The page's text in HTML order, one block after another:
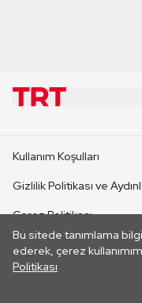
Bu sitede tanımlama
ederek, çerez
Politikası
CANLI YAYINLAR
Kullanım Koşulları
Gizlilik Politikası ve
Çerez Politikası
İletişim
Her hakkı saklıdır.